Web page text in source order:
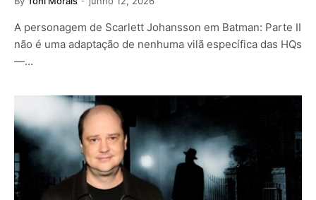
A personagem de Scarlett Johansson em Batman: Parte II
não é uma adaptação de nenhuma vilã específica das HQs
—…